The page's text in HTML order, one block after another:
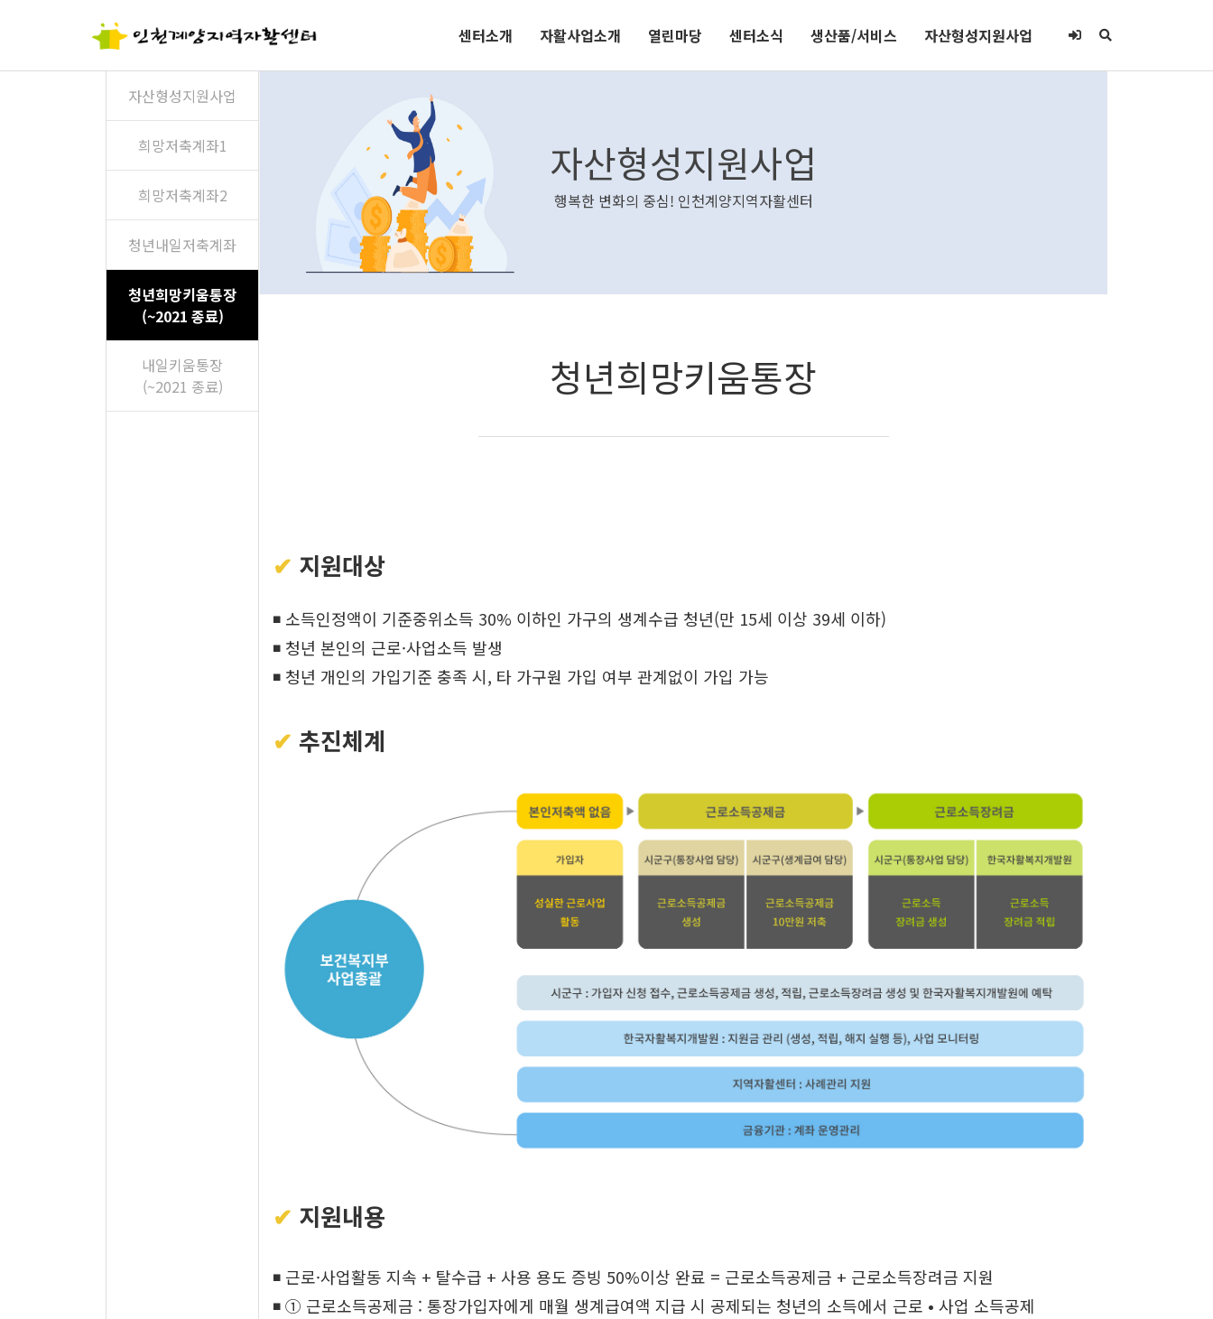
센터소개 자활사업소개 열린마당 센터소식 생산품/서비스 자산형성지원사업
자산형성지원사업
희망저축계좌1
희망저축계좌2
청년내일저축계좌
청년희망키움통장
(~2021 종료)
내일키움통장
(~2021 종료)
자산형성지원사업
행복한 변화의 중심! 인천계양지역자활센터
청년희망키움통장
✔ 지원대상
◾ 소득인정액이 기준중위소득 30% 이하인 가구의 생계수급 청년(만 15세 이상 39세 이하)
◾ 청년 본인의 근로·사업소득 발생
◾ 청년 개인의 가입기준 충족 시, 타 가구원 가입 여부 관계없이 가입 가능
✔ 추진체계
✔ 지원내용
◾ 근로·사업활동 지속 + 탈수급 + 사용 용도 증빙 50%이상 완료 = 근로소득공제금 + 근로소득장려금 지원
◾ ① 근로소득공제금 : 통장가입자에게 매월 생계급여액 지급 시 공제되는 청년의 소득에서 근로 • 사업 소득공제